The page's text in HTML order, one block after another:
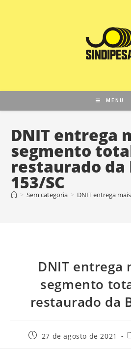
MENU
DNIT entrega
segmento
restaurado da
153/SC
> Sem categoria > DNIT entrega
DNIT entrega
segmento
restaurado da
27 de agosto de 2021